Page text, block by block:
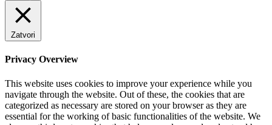
Zatvori
Privacy Overview
This website uses cookies to improve your experience while you
navigate through the website. Out of these, the cookies that are
categorized as necessary are stored on your browser as they are
essential for the working of basic functionalities of the website. We